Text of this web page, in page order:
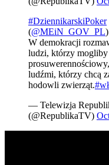
#DziennikarskiPoker
(@MEiN_GOV_PL
W demokracji
ludzi, którzy
ludźmi, którzy chcą
hodowli zwierząt.
— Telewizja
(@RepublikaTV)